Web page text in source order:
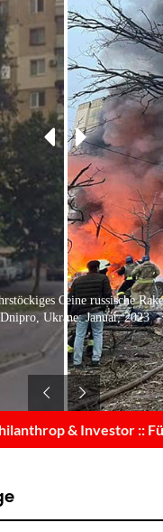
durch eine russische
Ukraine: Januar, 2023
Gebäude in der
Ukraine: Juni, 2015
& Investor :: Für